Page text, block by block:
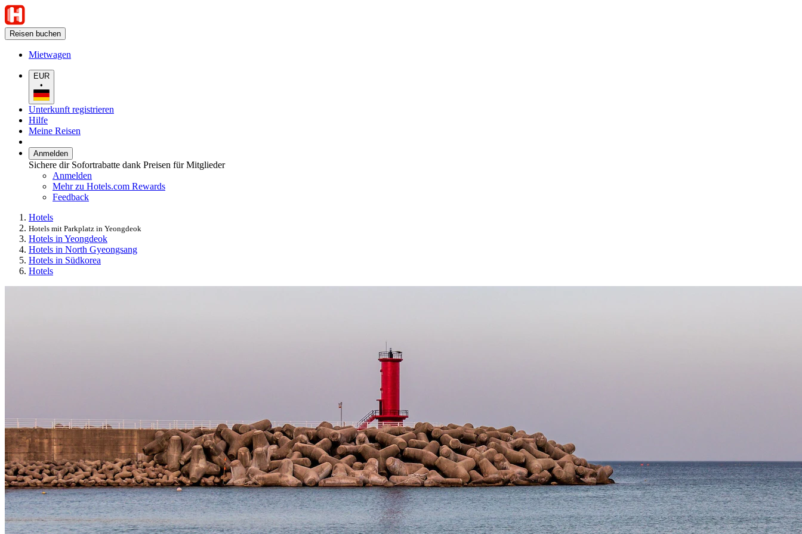
Reisen buchen
Mietwagen
EUR
•
Unterkunft registrieren
Hilfe
Meine Reisen
Anmelden
Sichere dir Sofortrabatte dank Preisen für Mitglieder
Anmelden
Mehr zu Hotels.com Rewards
Feedback
Hotels
Hotels mit Parkplatz in Yeongdeok
Hotels in Yeongdeok
Hotels in North Gyeongsang
Hotels in Südkorea
Hotels